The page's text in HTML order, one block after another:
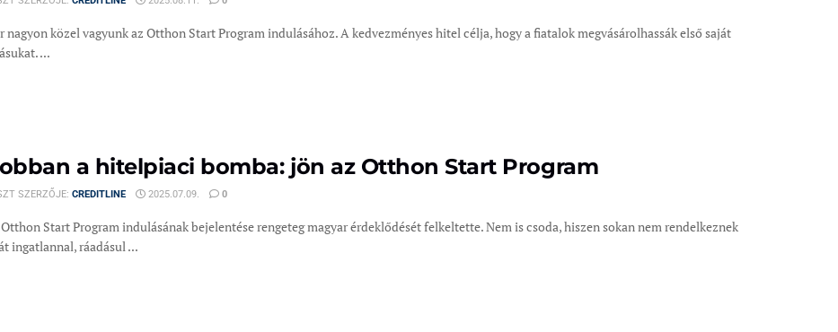
nagyon közel vagyunk az Otthon Start Program indulásához. A kedvezményes hitel célja, hogy a fiatalok megvásárolhassák első saját
...
a hitelpiaci bomba: jön az Otthon Start Program
SZERZŐJE: CREDITLINE 2025.07.09. 0
Start Program indulásának bejelentése rengeteg magyar érdeklődését felkeltette. Nem is csoda, hiszen sokan nem rendelkeznek
ingatlannal, ráadásul ...